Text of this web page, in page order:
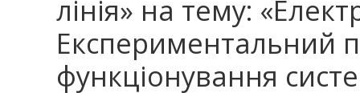
лінія» на тему:
Експериментальний
функціонування